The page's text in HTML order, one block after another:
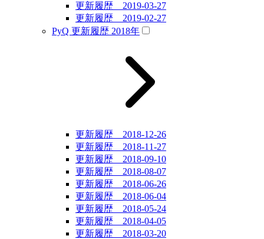
更新履歴 2019-03-27
更新履歴 2019-02-27
PyQ 更新履歴 2018年
更新履歴 2018-12-26
更新履歴 2018-11-27
更新履歴 2018-09-10
更新履歴 2018-08-07
更新履歴 2018-06-26
更新履歴 2018-06-04
更新履歴 2018-05-24
更新履歴 2018-04-05
更新履歴 2018-03-20